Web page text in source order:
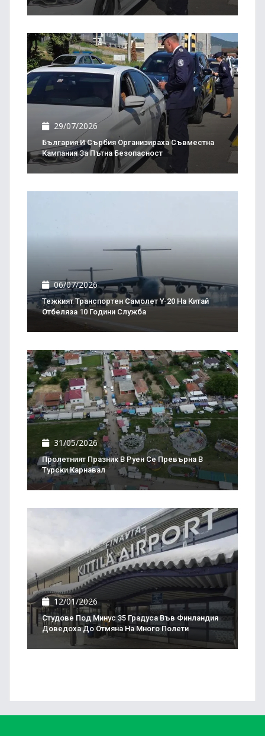
29/07/2026
България И Сърбия Организираха Съвместна
Кампания За Пътна Безопасност
06/07/2026
Тежкият Транспортен Самолет Y-20 На Китай
Отбеляза 10 Години Служба
31/05/2026
Пролетният Празник В Руен Се Превърна В
Турски Карнавал
12/01/2026
Студове Под Минус 35 Градуса Във Финландия
Доведоха До Отмяна На Много Полети